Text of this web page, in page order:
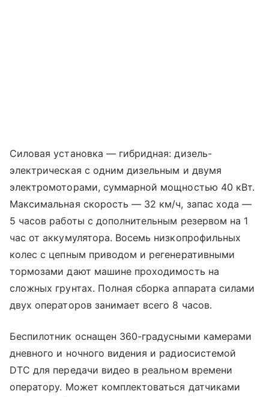
Силовая установка — гибридная: дизель-
электрическая с одним дизельным и двумя
электромоторами, суммарной мощностью 40 кВт.
Максимальная скорость — 32 км/ч, запас хода —
5 часов работы с дополнительным резервом на 1
час от аккумулятора. Восемь низкопрофильных
колес с цепным приводом и регенеративными
тормозами дают машине проходимость на
сложных грунтах. Полная сборка аппарата силами
двух операторов занимает всего 8 часов.
Беспилотник оснащен 360-градусными камерами
дневного и ночного видения и радиосистемой
DTC для передачи видео в реальном времени
оператору. Может комплектоваться датчиками